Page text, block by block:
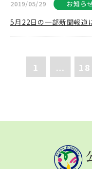
2019/05/29 お知ら
5月22日の一部新聞報道
1 ... 18